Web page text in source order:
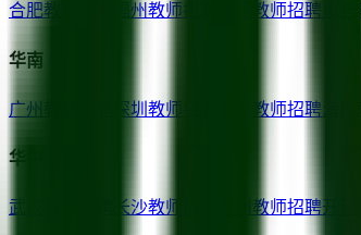
合肥教师招聘 福州教师招聘 教师招聘
华南
广州 深圳 教师招聘 教师招聘
华中
武汉 长沙教师招聘 教师招聘开封